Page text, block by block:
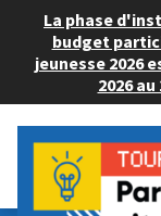
La phase
budget
jeunesse 2026
2026